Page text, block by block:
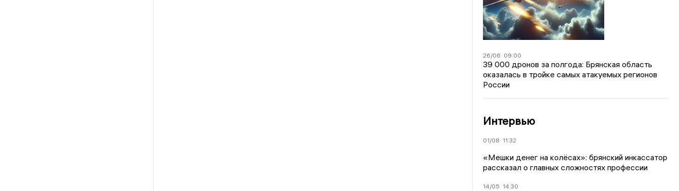
26/06 09:00
39 000 дронов за полгода: Брянская область
оказалась в тройке самых атакуемых регионов
России
Интервью
01/08 11:32
«Мешки денег на колёсах»: брянский инкассатор
рассказал о главных сложностях профессии
14/05 14:30